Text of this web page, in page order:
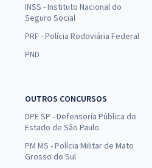
INSS - Instituto Nacional do
Seguro Social
PRF - Polícia Rodoviária Federal
PND
OUTROS CONCURSOS
DPE SP - Defensoria Pública do
Estado de São Paulo
PM MS - Polícia Militar de Mato
Grosso do Sul